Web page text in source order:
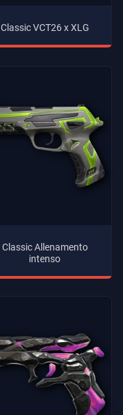
Classic VCT26 x XLG
Classic Allenamento
intenso